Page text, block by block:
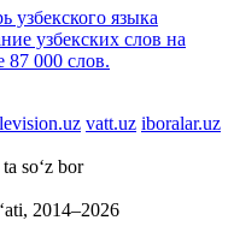
языка
узбекских слов на
87 000 слов.
vatt.uz iboralar.uz
ta so‘z bor
2014–2026